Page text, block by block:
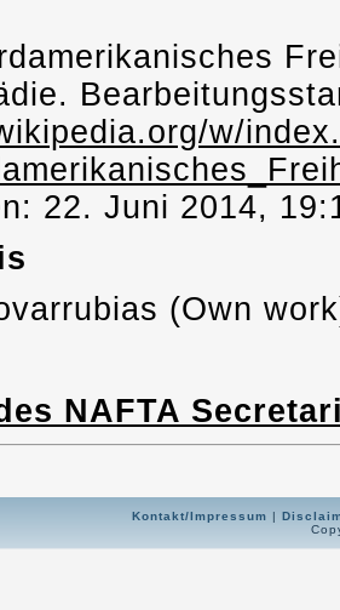
w/
22. Juni 2014,
(Own
NAFTA
Kontakt/Impressum |